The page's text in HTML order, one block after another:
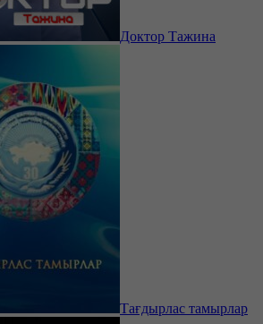
Доктор Тажина
Тағдырлас тамырлар